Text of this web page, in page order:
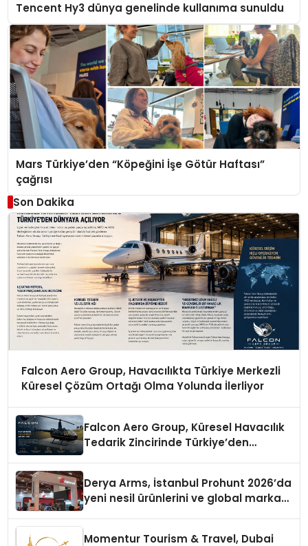
Tencent Hy3 dünya genelinde kullanıma sunuldu
Mars Türkiye’den “Köpeğini İşe Götür Haftası”
çağrısı
Son Dakika
Falcon Aero Group, Havacılıkta Türkiye Merkezli
Küresel Çözüm Ortağı Olma Yolunda İlerliyor
Falcon Aero Group, Küresel Havacılık
Tedarik Zincirinde Türkiye’den
Derya Arms, İstanbul Prohunt 2026’da
yeni nesil ürünlerini ve global marka
Momentur Tourism & Travel, Dubai